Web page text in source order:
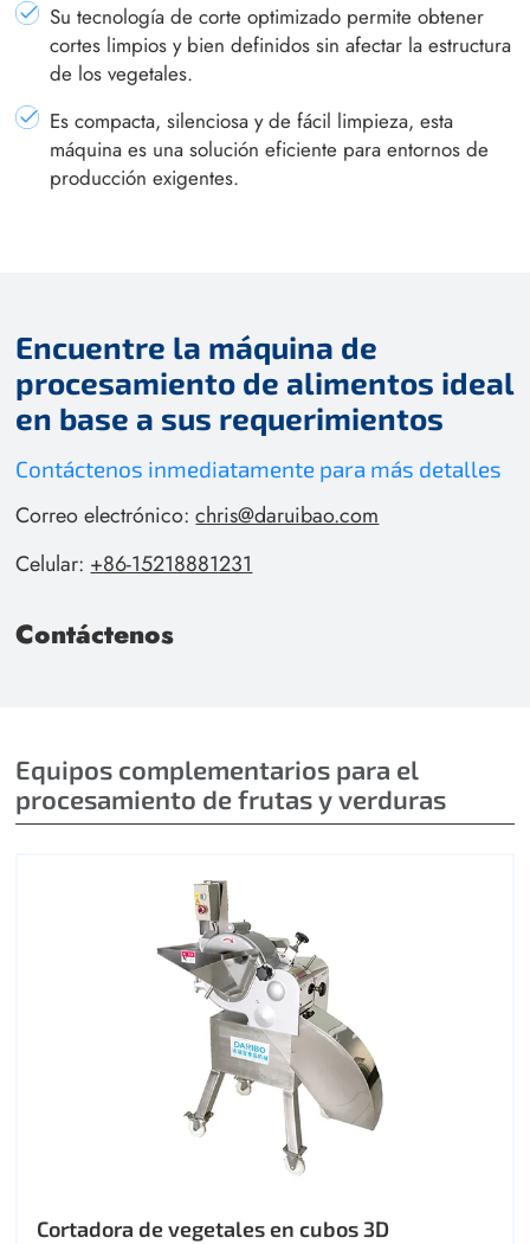
Su tecnología de corte optimizado permite obtener
cortes limpios y bien definidos sin afectar la estructura
de los vegetales.
Es compacta, silenciosa y de fácil limpieza, esta
máquina es una solución eficiente para entornos de
producción exigentes.
Encuentre la máquina de
procesamiento de alimentos ideal
en base a sus requerimientos
Contáctenos inmediatamente para más detalles
Correo electrónico:chris@daruibao.com
Celular:+86-15218881231
Contáctenos
Equipos complementarios para el
procesamiento de frutas y verduras
Cortadora de vegetales en cubos 3D